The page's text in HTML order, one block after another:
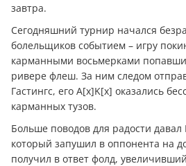
завтра.
Сегодняшний турнир начался
болельщиков событием – игру
карманными восьмерками
ривере флеш. За ним следом
Гастингс, его A[x]K[x] оказались
карманных тузов.
Больше поводов для радости
который запушил в оппонента на
получил в ответ фолд,